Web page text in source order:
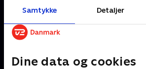
Samtykke Detaljer
Dine data og cookies
Hudson får sin ilddåb på
skadestuen. Imens fortæller
Duffy endelig Charlie sin
hemmelighed.